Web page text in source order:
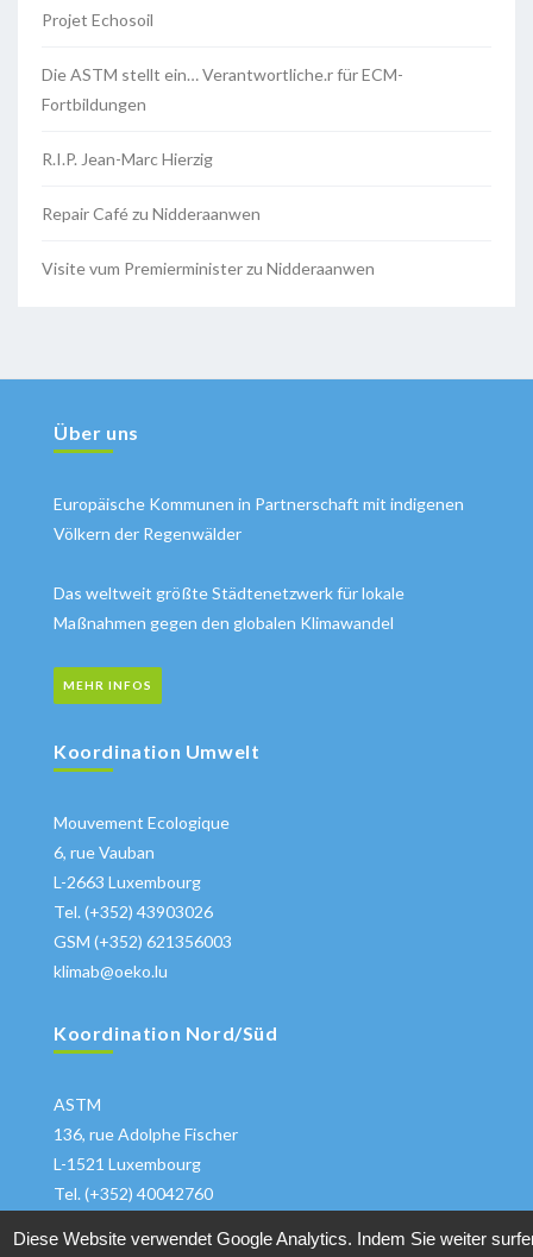
Projet Echosoil
Die ASTM stellt ein… Verantwortliche.r für ECM-
Fortbildungen
R.I.P. Jean-Marc Hierzig
Repair Café zu Nidderaanwen
Visite vum Premierminister zu Nidderaanwen
Über uns
Europäische Kommunen in Partnerschaft mit indigenen
Völkern der Regenwälder
Das weltweit größte Städtenetzwerk für lokale
Maßnahmen gegen den globalen Klimawandel
MEHR INFOS
Koordination Umwelt
Mouvement Ecologique
6, rue Vauban
L-2663 Luxembourg
Tel. (+352) 43903026
GSM (+352) 621356003
klimab@oeko.lu
Koordination Nord/Süd
ASTM
136, rue Adolphe Fischer
L-1521 Luxembourg
Tel. (+352) 40042760
Diese Website verwendet Google Analytics. Indem Sie weiter